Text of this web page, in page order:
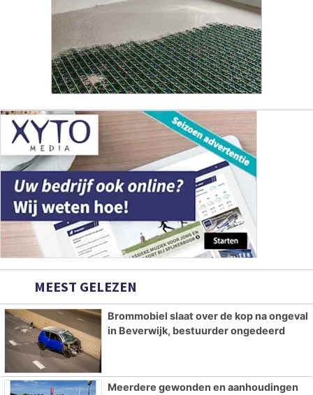
MEEST GELEZEN
Brommobiel slaat over de kop na ongeval
in Beverwijk, bestuurder ongedeerd
Meerdere gewonden en aanhoudingen